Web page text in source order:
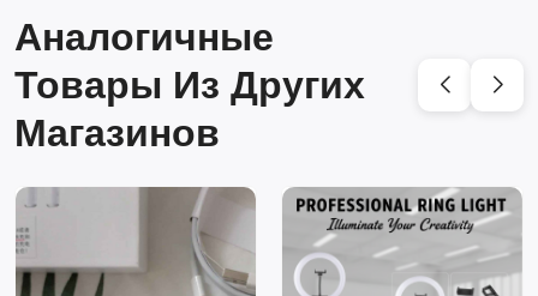
Аналогичные
Товары Из Других
Магазинов